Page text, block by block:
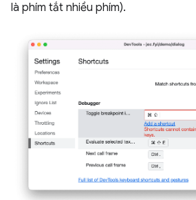
là phím tắt nhiều phím).